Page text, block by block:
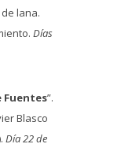
lana.
Días
Fuentes”.
Blasco
Día 22 de